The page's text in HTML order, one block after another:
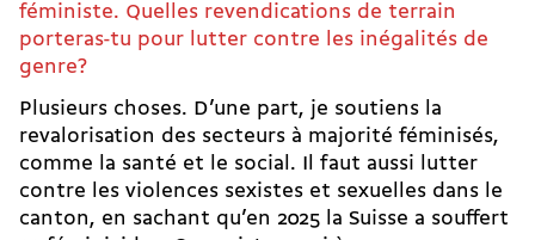
féministe. Quelles revendications de terrain
porteras-tu pour lutter contre les inégalités de
genre?
Plusieurs choses. D’une part, je soutiens la
revalorisation des secteurs à majorité féminisés,
comme la santé et le social. Il faut aussi lutter
contre les violences sexistes et sexuelles dans le
canton, en sachant qu’en 2025 la Suisse a souffert